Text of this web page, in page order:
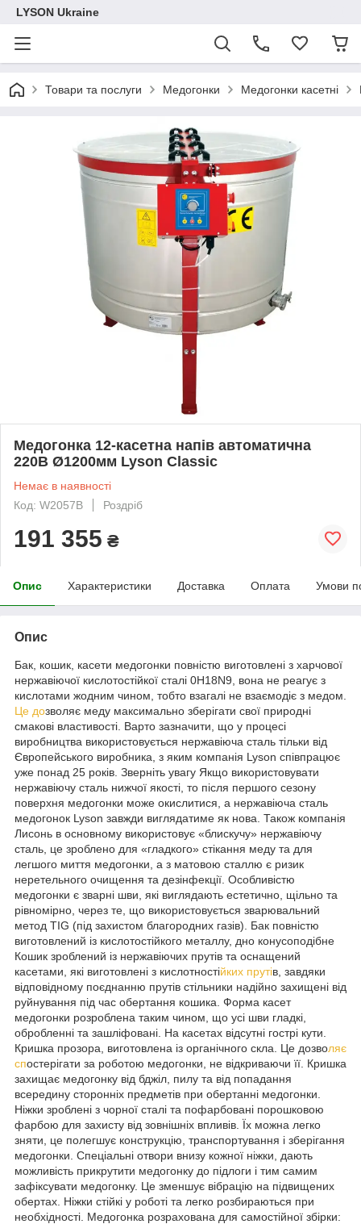
LYSON Ukraine
Товари та послуги Медогонки Медогонки касетні
Медогонка 12-касетна напів автоматична
220В Ø1200мм Lyson Classic
Немає в наявності
Код: W2057B
Роздріб
191 355 ₴
Опис Характеристики Доставка Оплата Умови
Опис
Бак, кошик, касети медогонки повністю виготовлені з харчової
нержавіючої кислотостійкої сталі 0H18N9, вона не реагує з
кислотами жодним чином, тобто взагалі не взаємодіє з медом.
Це дозволяє меду максимально зберігати свої природні
смакові властивості. Варто зазначити, що у процесі
виробництва використовується нержавіюча сталь тільки від
Європейського виробника, з яким компанія Lyson співпрацює
уже понад 25 років. Зверніть увагу Якщо використовувати
нержавіючу сталь нижчої якості, то після першого сезону
поверхня медогонки може окислитися, а нержавіюча сталь
медогонок Lyson завжди виглядатиме як нова. Також компанія
Лисонь в основному використовує «блискучу» нержавіючу
сталь, це зроблено для «гладкого» стікання меду та для
легшого миття медогонки, а з матовою сталлю є ризик
неретельного очищення та дезінфекції. Особливістю
медогонки є зварні шви, які виглядають естетично, щільно та
рівномірно, через те, що використовується зварювальний
метод TIG (під захистом благородних газів). Бак повністю
виготовлений із кислотостійкого металлу, дно конусоподібне
Кошик зроблений із нержавіючих прутів та оснащений
касетами, які виготовлені з кислотностійких прутів, завдяки
відповідному поєднанню прутів стільники надійно захищені від
руйнування під час обертання кошика. Форма касет
медогонки розроблена таким чином, що усі шви гладкі,
обробленні та зашліфовані. На касетах відсутні гострі кути.
Кришка прозора, виготовлена із органічного скла. Це дозволяє
спостерігати за роботою медогонки, не відкриваючи її. Кришка
захищає медогонку від бджіл, пилу та від попадання
всередину сторонніх предметів при обертанні медогонки.
Ніжки зроблені з чорної сталі та пофарбовані порошковою
фарбою для захисту від зовнішніх впливів. Їх можна легко
зняти, це полегшує конструкцію, транспортування і зберігання
медогонки. Спеціальні отвори внизу кожної ніжки, дають
можливість прикрутити медогонку до підлоги і тим самим
зафіксувати медогонку. Це зменшує вібрацію на підвищених
обертах. Ніжки стійкі у роботі та легко розбираються при
необхідності. Медогонка розрахована для самостійної збірки: